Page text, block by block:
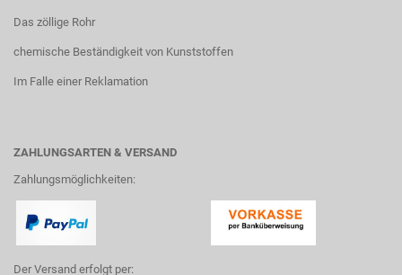
Das zöllige Rohr
chemische Beständigkeit von Kunststoffen
Im Falle einer Reklamation
ZAHLUNGSARTEN & VERSAND
Zahlungsmöglichkeiten:
Der Versand erfolgt per: